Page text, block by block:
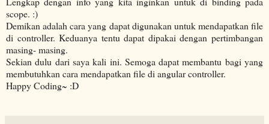
scope. :)
Demikan adalah cara yang dapat digunakan untuk mendapatkan file
di controller. Keduanya tentu dapat dipakai dengan pertimbangan
masing- masing.
Sekian dulu dari saya kali ini. Semoga dapat membantu bagi yang
membutuhkan cara mendapatkan file di angular controller.
Happy Coding~ :D